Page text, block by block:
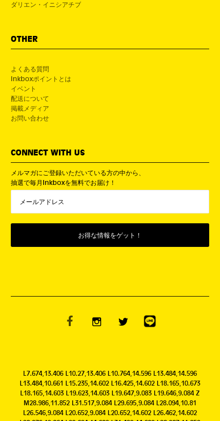
ダリエン・イニシアチブ
OTHER
よくある質問
Inkboxポイントとは
イベント
配送について
掲載メディア
お問い合わせ
CONNECT WITH US
メルマガにご登録いただいている方の中から、
抽選で毎月Inkboxを無料でお届け！
L7.674,13.406 L10.27,13.406 L10.764,14.596 L13.484,14.596
L13.484,10.661 L15.235,14.602 L16.425,14.602 L18.165,10.673
L18.165,14.603 L19.623,14.603 L19.647,9.083 L19.646,9.084 Z
M28.986,11.852 L31.517,9.084 L29.695,9.084 L28.094,10.81
L26.546,9.084 L20.652,9.084 L20.652,14.602 L26.462,14.602